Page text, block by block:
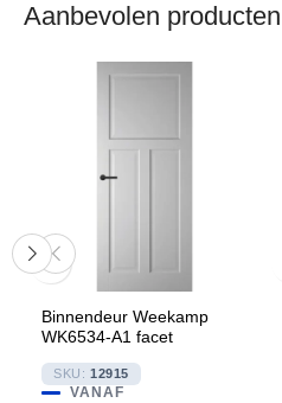
Aanbevolen producten
Binnendeur Weekamp
WK6534-A1 facet
SKU: 12915
VANAF